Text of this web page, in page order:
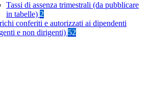
Tassi di assenza trimestrali (da pubblicare
in tabelle) 2
conferiti e autorizzati ai dipendenti
e non dirigenti) 52